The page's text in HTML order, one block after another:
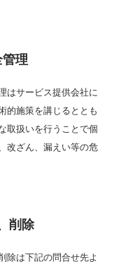
理
はサービス提供会社に
的施策を講じるととも
取扱いを行うことで個
改ざん、漏えい等の危
削除
除は下記の問合せ先よ